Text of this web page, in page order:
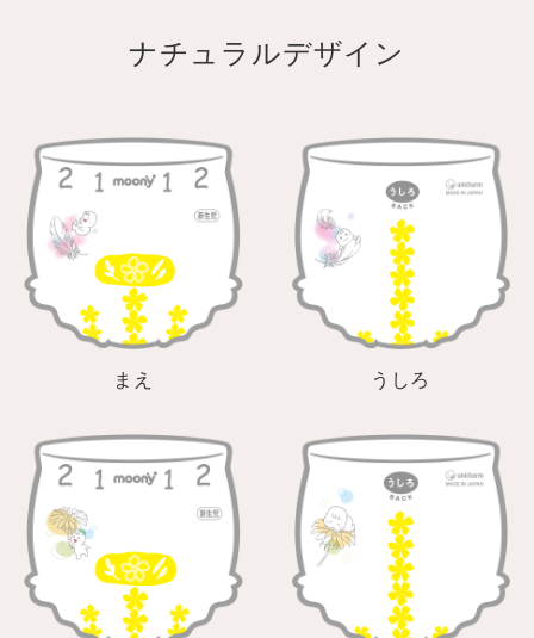
ナチュラルデザイン
まえ うしろ